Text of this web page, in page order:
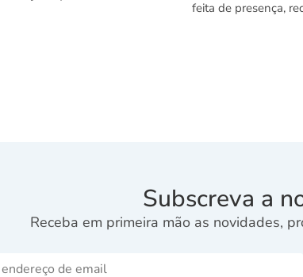
feita de presença,
Subscreva a
Receba em primeira mão as novidades,